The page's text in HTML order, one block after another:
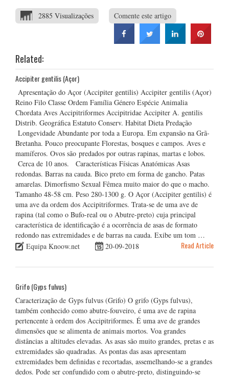
2885 Visualizações Comente este artigo
Related:
Accipiter gentilis (Açor)
Apresentação do Açor (Accipiter gentilis) Accipiter gentilis (Açor)
Reino Filo Classe Ordem Família Género Espécie Animalia
Chordata Aves Accipitriformes Accipitridae Accipiter A. gentilis
Distrib. Geográfica Estatuto Conserv. Habitat Dieta Predação
Longevidade Abundante por toda a Europa. Em expansão na Grã-
Bretanha. Pouco preocupante Florestas, bosques e campos. Aves e
mamíferos. Ovos são predados por outras rapinas, martas e lobos.
Cerca de 10 anos. Características Físicas Anatómicas Asas
redondas. Barras na cauda. Bico preto em forma de gancho. Patas
amarelas. Dimorfismo Sexual Fêmea muito maior do que o macho.
Tamanho 48-58 cm. Peso 280-1300 g. O Açor (Accipiter gentilis) é
uma ave da ordem dos Accipitriformes. Trata-se de uma ave de
rapina (tal como o Bufo-real ou o Abutre-preto) cuja principal
característica de identificação é a ocorrência de asas de formato
redondo nas extremidades e de barras na cauda. Exibe um tom …
Equipa Knoow.net
20-09-2018 Read Article
Grifo (Gyps fulvus)
Caracterização de Gyps fulvus (Grifo) O grifo (Gyps fulvus),
também conhecido como abutre-fouveiro, é uma ave de rapina
pertencente à ordem dos Accipitriformes. É uma ave de grandes
dimensões que se alimenta de animais mortos. Voa grandes
distâncias a altitudes elevadas. As asas são muito grandes, pretas e as
extremidades são quadradas. As pontas das asas apresentam
extremidades bem definidas e recortadas, assemelhando-se a grandes
dedos. Pode ser confundido com o abutre-preto, distinguindo-se